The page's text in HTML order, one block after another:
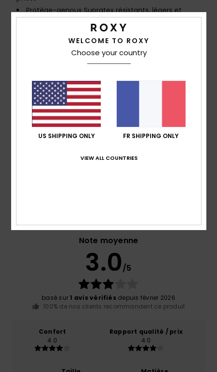
Protège-genoux Supratex résistants, légers et
12% Élasthanne
Traçabilité du produit (Loi Agec)
Livraison & Retours
Note moyenne
3.0/5
basé sur 1 avis vérifiésdepuis février 2026
100% de nos clients recommandent ce produit
Confort
4.0
Rapport qualité / prix
4.0
WELCOME TO ROXY
Choose your country
US SHIPPING ONLY FR SHIPPING ONLY
VIEW ALL COUNTRIES